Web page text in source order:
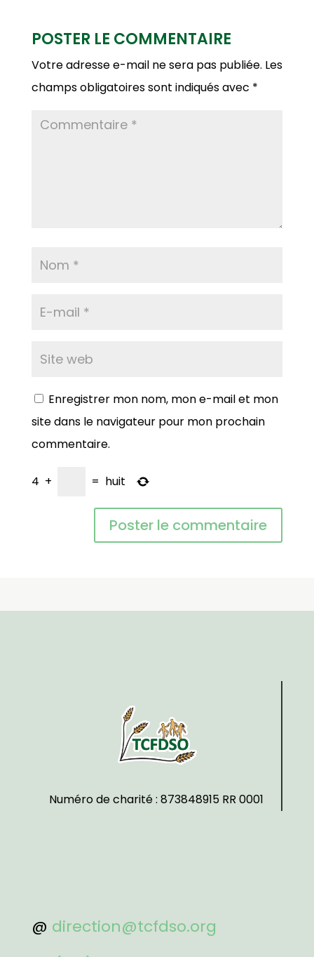
POSTER LE COMMENTAIRE
Votre adresse e-mail ne sera pas publiée. Les
champs obligatoires sont indiqués avec *
Enregistrer mon nom, mon e-mail et mon
site dans le navigateur pour mon prochain
commentaire.
4 + = huit
Numéro de charité : 873848915 RR 0001
@ direction@tcfdso.org